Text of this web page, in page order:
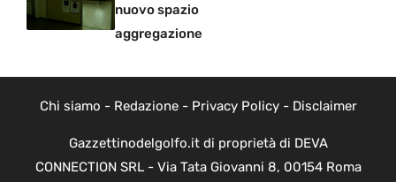
nuovo spazio
aggregazione
Chi siamo - Redazione- Privacy Policy- Disclaimer
Gazzettinodelgolfo.it di proprietà di DEVA
CONNECTION SRL - Via Tata Giovanni 8, 00154 Roma